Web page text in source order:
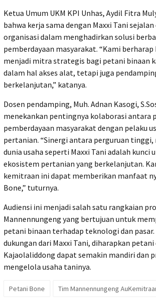
Ketua Umum UKM KPI Unhas, Aydil Fitra
bahwa kerja sama dengan Maxxi Tani
organisasi dalam menghadirkan solusi
pemberdayaan masyarakat. “Kami berharap
menjadi mitra strategis bagi petani binaan
dalam hal akses alat, tetapi juga
berkelanjutan,” katanya.
Dosen pendamping, Muh. Adnan Kasogi,
menekankan pentingnya kolaborasi antara
pemberdayaan masyarakat dengan pelaku
pertanian. “Sinergi antara perguruan tinggi,
dunia usaha seperti Maxxi Tani adalah kunci
ekosistem pertanian yang berkelanjutan.
kemitraan ini dapat memberikan manfaat
Bone,” tuturnya.
Audiensi ini menjadi salah satu rangkaian
Mannennungeng yang bertujuan untuk
petani binaan terhadap teknologi dan pasar.
dukungan dari Maxxi Tani, diharapkan petani
Kajaolaliddong dapat semakin mandiri dan
mengelola usaha taninya.
Petani Bone Tim Mannennungeng